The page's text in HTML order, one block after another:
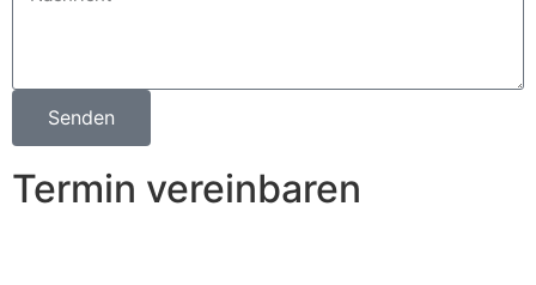
Senden
Termin vereinbaren